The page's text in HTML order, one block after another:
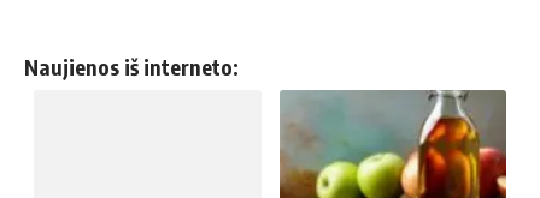
Naujienos iš interneto: